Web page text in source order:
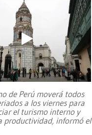
de Perú moverá todos
a los viernes para
el turismo interno y
productividad, informó el